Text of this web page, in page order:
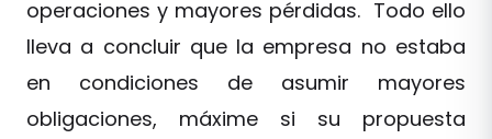
operaciones y mayores pérdidas. Todo ello
lleva a concluir que la empresa no estaba
en condiciones de asumir mayores
obligaciones, máxime si su propuesta